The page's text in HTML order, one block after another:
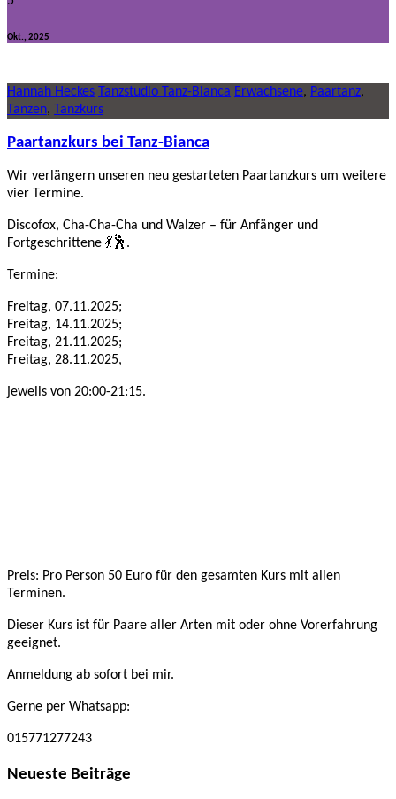
Okt., 2025
Hannah Heckes Tanzstudio Tanz-Bianca Erwachsene, Paartanz,
Tanzen, Tanzkurs
Paartanzkurs bei Tanz-Bianca
Wir verlängern unseren neu gestarteten Paartanzkurs um weitere
vier Termine.
Discofox, Cha-Cha-Cha und Walzer – für Anfänger und
Fortgeschrittene 💃🕺.
Termine:
Freitag, 07.11.2025;
Freitag, 14.11.2025;
Freitag, 21.11.2025;
Freitag, 28.11.2025,
jeweils von 20:00-21:15.
Preis: Pro Person 50 Euro für den gesamten Kurs mit allen
Terminen.
Dieser Kurs ist für Paare aller Arten mit oder ohne Vorerfahrung
geeignet.
Anmeldung ab sofort bei mir.
Gerne per Whatsapp:
015771277243
Neueste Beiträge